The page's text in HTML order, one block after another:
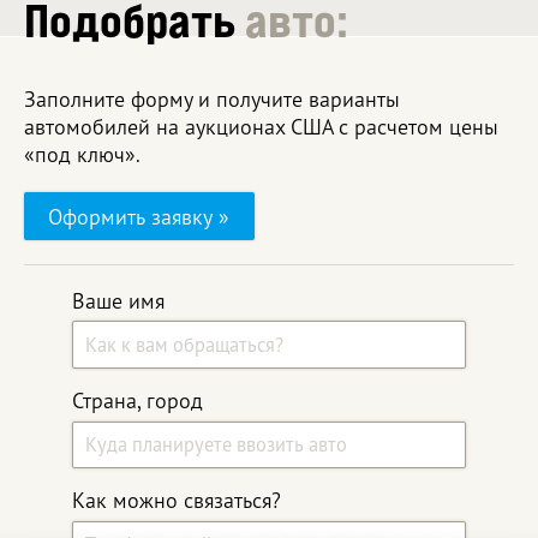
Подобратьавто:
Заполните форму и получите варианты
автомобилей на аукционах США с расчетом цены
«под ключ».
Ваше имя
Страна, город
Как можно связаться?
Оформить заявку »